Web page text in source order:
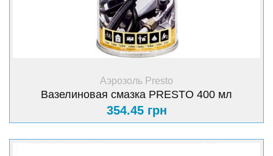
+ Купить
Аэрозоль Presto
Вазелиновая смазка PRESTO 400 мл
354.45 грн